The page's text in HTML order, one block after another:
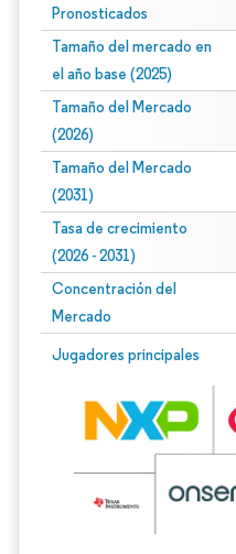
Pronosticados
Tamaño del mercado en
el año base (2025)
Tamaño del Mercado
(2026)
Tamaño del Mercado
(2031)
Tasa de crecimiento
(2026 - 2031)
Concentración del
Mercado
Jugadores principales
Imagen © Mordor Intelligence.